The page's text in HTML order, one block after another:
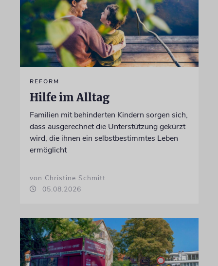
REFORM
Hilfe im Alltag
Familien mit behinderten Kindern sorgen sich,
dass ausgerechnet die Unterstützung gekürzt
wird, die ihnen ein selbstbestimmtes Leben
ermöglicht
von Christine Schmitt
05.08.2026